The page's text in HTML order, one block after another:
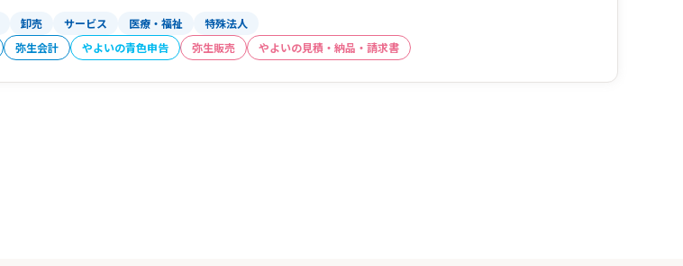
卸売 サービス 医療・福祉 特殊法人
弥生会計 やよいの青色申告 弥生販売 やよいの見積・納品・請求書